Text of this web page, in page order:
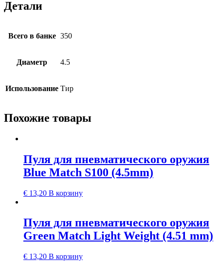
Детали
Всего в банке 350
Диаметр 4.5
Использование Тир
Похожие товары
Пуля для пневматического оружия
Blue Match S100 (4.5mm)
€ 13,20 В корзину
Пуля для пневматического оружия
Green Match Light Weight (4.51 mm)
€ 13,20 В корзину